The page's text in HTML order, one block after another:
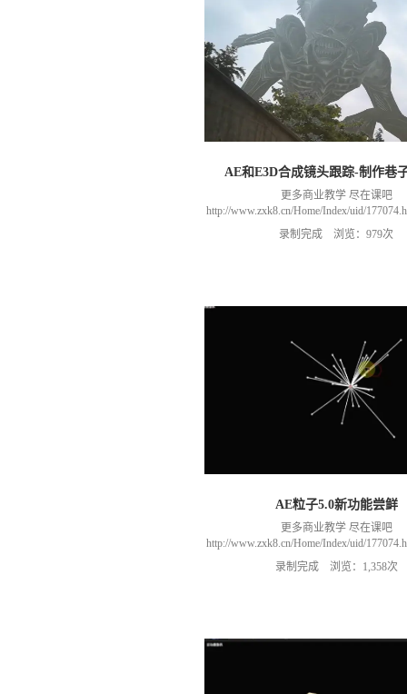
AE和E3D合成镜头跟踪-制作巷
更多商业教学 尽在课吧
http://www.zxk8.cn/Home/Index/uid/
以加群(课程所用素材和插件，均在
466106974 群里干货满满 可以加我们导
录制完成 浏览：979次
AE粒子5.0新功能尝鲜
更多商业教学 尽在课吧
http://www.zxk8.cn/Home/Index/uid/
以加群(课程所用素材和插件，均在
466106974 群里干货满满 可以加我们导
录制完成 浏览：1,358次